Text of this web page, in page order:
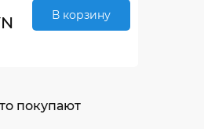
В корзину
покупают